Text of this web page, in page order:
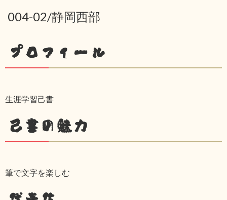
004-02/静岡西部
プロフィール
生涯学習己書
己書の魅力
筆で文字を楽しむ